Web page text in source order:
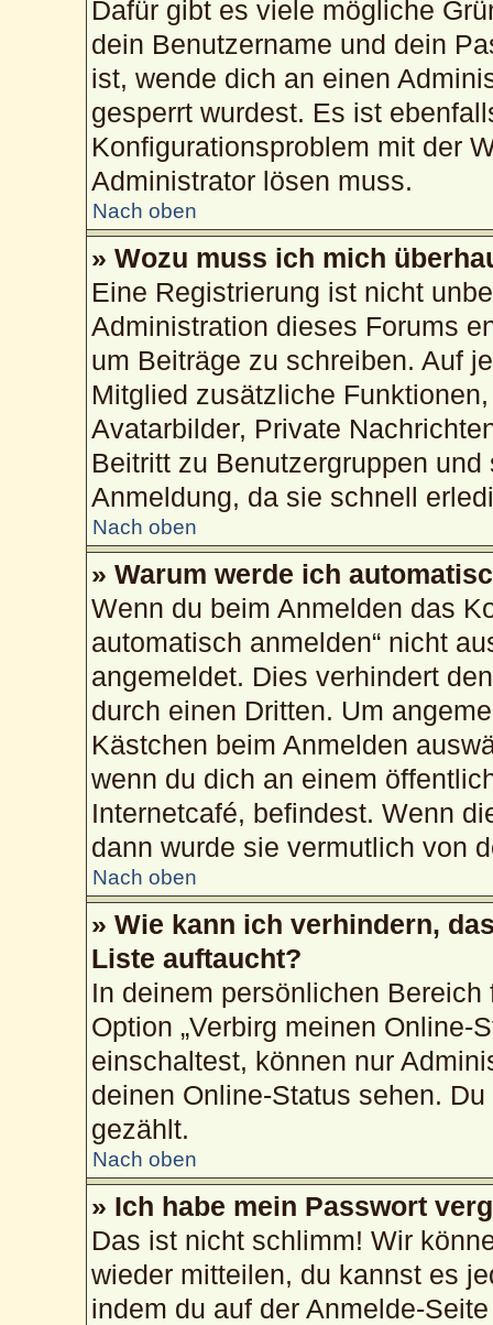
Dafür gibt es viele mögliche
dein Benutzername und dein
ist, wende dich an einen
gesperrt wurdest. Es ist
Konfigurationsproblem mit der
Administrator lösen muss.
Nach oben
» Wozu muss ich mich
Eine Registrierung ist nicht
Administration dieses Forums
um Beiträge zu schreiben. Auf
Mitglied zusätzliche
Avatarbilder, Private
Beitritt zu Benutzergruppen
Anmeldung, da sie schnell
Nach oben
» Warum werde ich
Wenn du beim Anmelden das
automatisch anmelden“ nicht
angemeldet. Dies verhindert
durch einen Dritten. Um
Kästchen beim Anmelden
wenn du dich an einem
Internetcafé, befindest. Wenn
dann wurde sie vermutlich von
Nach oben
» Wie kann ich verhindern,
Liste auftaucht?
In deinem persönlichen
Option „Verbirg meinen Online-
einschaltest, können nur
deinen Online-Status sehen.
gezählt.
Nach oben
» Ich habe mein Passwort
Das ist nicht schlimm! Wir
wieder mitteilen, du kannst es
indem du auf der Anmelde-